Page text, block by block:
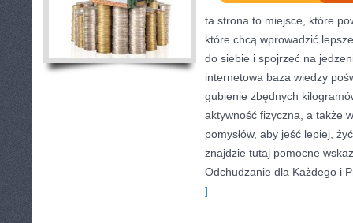
ta strona to miejsce, które
które chcą wprowadzić
do siebie i spojrzeć na
internetowa baza wiedzy
gubienie zbędnych
aktywność fizyczna, a także
pomysłów, aby jeść lepiej,
znajdzie tutaj pomocne
Odchudzanie dla Każdego i
]